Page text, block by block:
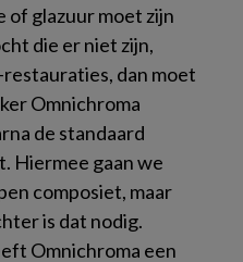
of glazuur moet zijn
die er niet zijn,
restauraties, dan moet
Omnichroma
de standaard
Hiermee gaan we
composiet, maar
is dat nodig.
Omnichroma een